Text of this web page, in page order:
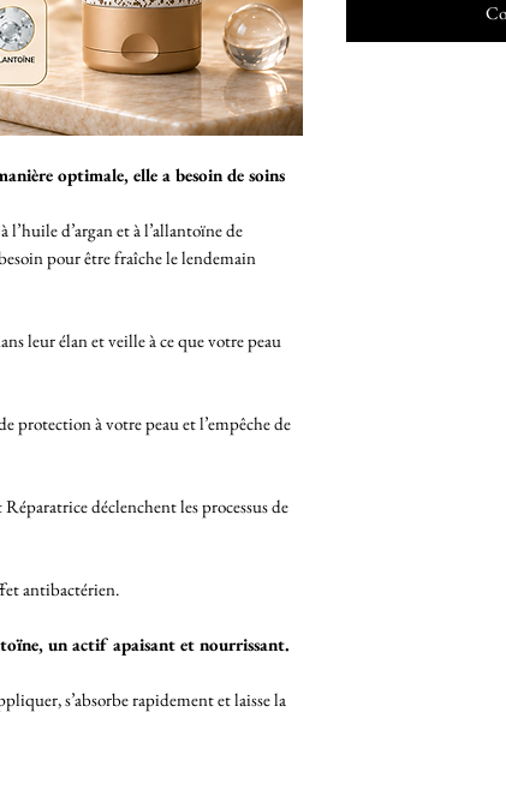
optimale, elle a besoin de soins
d’argan et à l’allantoïne de
pour être fraîche le lendemain
leur élan et veille à ce que votre peau
protection à votre peau et l’empêche de
déclenchent les processus de
antibactérien.
un actif apaisant et nourrissant.
s’absorbe rapidement et laisse la